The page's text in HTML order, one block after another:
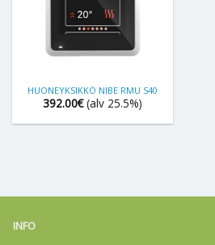
HUONEYKSIKKÖ NIBE RMU S40
392.00€ (alv 25.5%)
INFO